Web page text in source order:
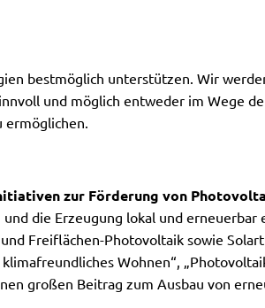
bestmöglich unterstützen. Wir
und möglich entweder im Wege
ermöglichen.
zur Förderung von
die Erzeugung lokal und
Freiflächen-Photovoltaik sowie
Wohnen“,
großen Beitrag zum Ausbau von